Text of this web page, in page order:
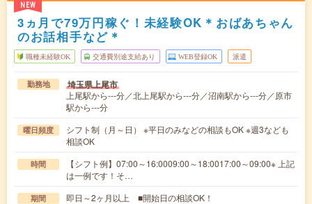
NEW
3ヵ月で79万円稼ぐ！未経験OK＊おばあちゃん
のお話相手など＊
職種未経験OK 交通費別途支給あり WEB登録OK 派遣
勤務地 埼玉県上尾市
上尾駅から---分／北上尾駅から---分／沼南駅から---分／原市
駅から---分
曜日頻度
シフト制（月～日） ※平日のみなどの相談もOK ※週3なども
相談OK
時間
【シフト例】07:00～16:0009:00～18:0017:00～09:00※ 上記
は一例です！そ…
期間 即日～2ヶ月以上 ■開始日の相談OK！